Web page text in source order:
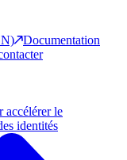
Documentation
accélérer le
identités